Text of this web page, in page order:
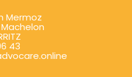
Mermoz
43